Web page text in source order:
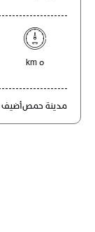
0 km
مدينة حمصأضيف